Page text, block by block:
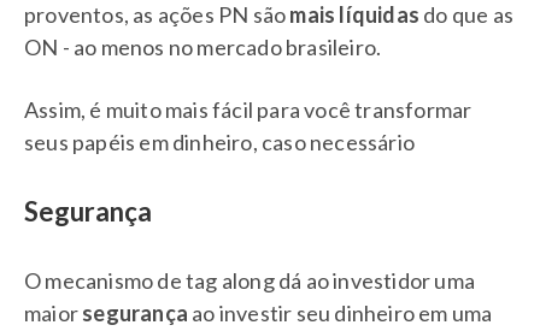
proventos, as ações PN sãomais líquidas do que as
ON - ao menos no mercado brasileiro.
Assim, é muito mais fácil para você transformar
seus papéis em dinheiro, caso necessário
Segurança
O mecanismo de tag along dá ao investidor uma
maiorsegurança ao investir seu dinheiro em uma